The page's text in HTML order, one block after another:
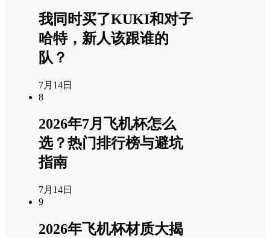
我同时买了KUKI和对子
哈特，新人该跟谁的
队？
7月14日
8
2026年7月飞机杯怎么
选？热门排行榜与避坑
指南
7月14日
9
2026年飞机杯材质大揭